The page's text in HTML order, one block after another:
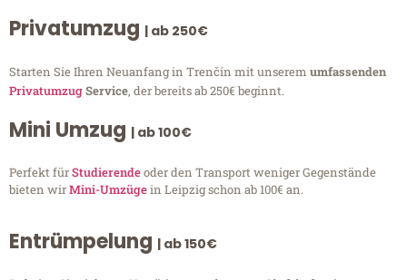
Privatumzug | ab 250€
Starten Sie Ihren Neuanfang in Trenčín mit unserem umfassenden
PrivatumzugService, der bereits ab 250€ beginnt.
Mini Umzug | ab 100€
Perfekt fürStudierendeoder den Transport weniger Gegenstände
bieten wirMini-Umzügein Leipzig schon ab 100€ an.
Entrümpelung | ab 150€